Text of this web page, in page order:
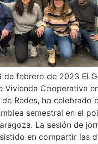
de febrero de 2023 El
Vivienda Cooperativa
de Redes, ha celebrado
semestral en el
La sesión de
en compartir las